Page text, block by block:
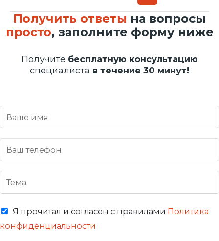
Получить ответы на вопросы
просто, заполните форму ниже
Получите бесплатную консультацию
специалиста в течение 30 минут!
Я прочитал и согласен с правилами Политика
конфиденциальности